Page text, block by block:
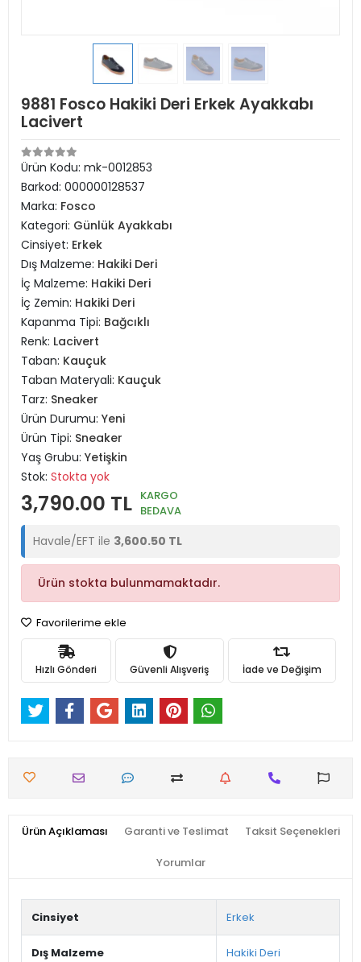
9881 Fosco Hakiki Deri Erkek Ayakkabı
Lacivert
Ürün Kodu: mk-0012853
Barkod: 000000128537
Marka: Fosco
Kategori: Günlük Ayakkabı
Cinsiyet: Erkek
Dış Malzeme: Hakiki Deri
İç Malzeme: Hakiki Deri
İç Zemin: Hakiki Deri
Kapanma Tipi: Bağcıklı
Renk: Lacivert
Taban: Kauçuk
Taban Materyali: Kauçuk
Tarz: Sneaker
Ürün Durumu: Yeni
Ürün Tipi: Sneaker
Yaş Grubu: Yetişkin
Stok: Stokta yok
3,790.00 TL KARGO
BEDAVA
Havale/EFT ile 3,600.50 TL
Ürün stokta bulunmamaktadır.
Favorilerime ekle
Hızlı Gönderi Güvenli Alışveriş İade ve Değişim
Ürün Açıklaması Garanti ve Teslimat Taksit Seçenekleri
Yorumlar
Cinsiyet Erkek
Dış Malzeme Hakiki Deri